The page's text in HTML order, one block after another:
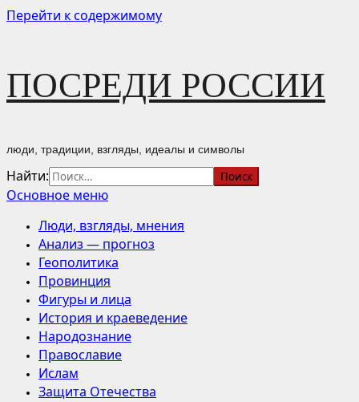
Перейти к содержимому
ПОСРЕДИ РОССИИ
люди, традиции, взгляды, идеалы и символы
Найти:
Основное меню
Люди, взгляды, мнения
Анализ — прогноз
Геополитика
Провинция
Фигуры и лица
История и краеведение
Народознание
Православие
Ислам
Защита Отечества